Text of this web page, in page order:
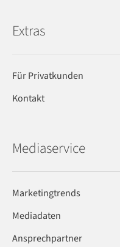
Extras
Für Privatkunden
Kontakt
Mediaservice
Marketingtrends
Mediadaten
Ansprechpartner